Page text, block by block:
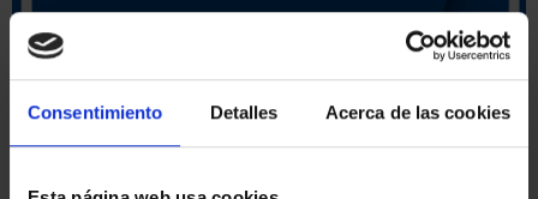
Consentimiento Detalles Acerca de las cookies
ORDENAR POR: